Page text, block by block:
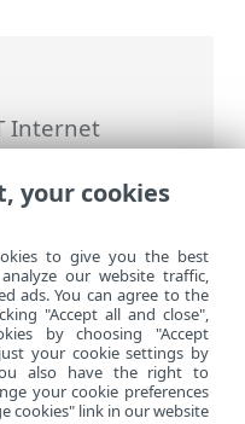
Internet
Security
> Az
your cookies
to give you the best
our website traffic,
ads. You can agree to the
"Accept all and close",
by choosing "Accept
your cookie settings by
also have the right to
your cookie preferences
cookies" link in our website